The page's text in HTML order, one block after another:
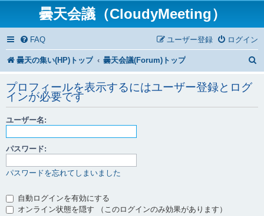
曇天会議（CloudyMeeting）
FAQ ログイン
ユーザー登録
曇天の集い(HP)トップ 曇天会議(Forum)トップ
プロフィールを表示するにはユーザー登録とログ
インが必要です
ユーザー名:
パスワード:
パスワードを忘れてしまいました
自動ログインを有効にする
オンライン状態を隠す （このログインのみ効果があります）